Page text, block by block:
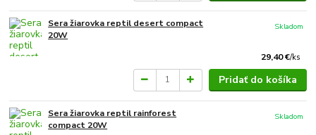
Sera žiarovka reptil desert compact
20W
29,40 €/ks
Skladom
Pridať do košíka
Sera žiarovka reptil rainforest
compact 20W
Skladom